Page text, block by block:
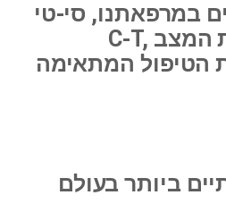
במרפאתנו, סי-טי
C-T, פנורמי ועוד, נוכל לאבחן את המצב
הטיפול המתאימה